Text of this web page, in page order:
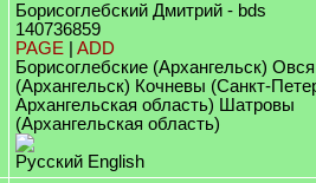
Борисоглебский Дмитрий - bds
140736859
PAGE
ADD
Борисоглебские (Архангельск)
(Архангельск) Кочневы (Санкт-
Архангельская область) Шатровы
(Архангельская область)
Русский English